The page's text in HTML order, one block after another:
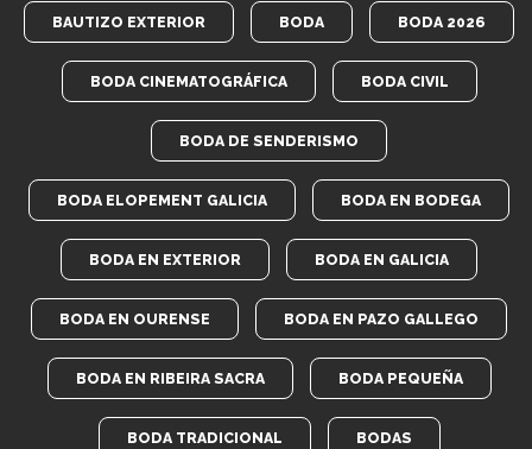
BAUTIZO EXTERIOR BODA BODA 2026
BODA CINEMATOGRÁFICA BODA CIVIL
BODA DE SENDERISMO
BODA ELOPEMENT GALICIA BODA EN BODEGA
BODA EN EXTERIOR BODA EN GALICIA
BODA EN OURENSE BODA EN PAZO GALLEGO
BODA EN RIBEIRA SACRA BODA PEQUEÑA
BODA TRADICIONAL BODAS